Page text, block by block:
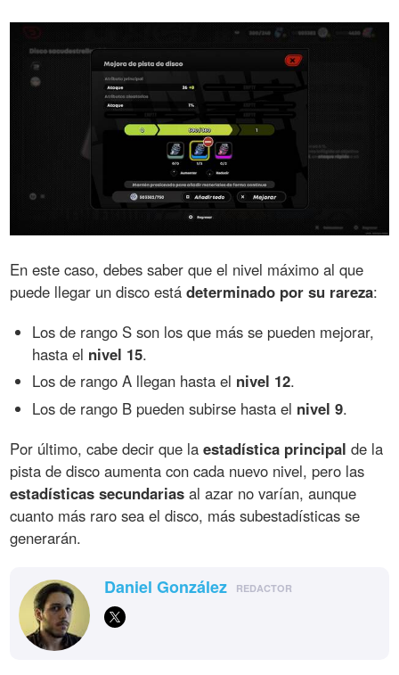
En este caso, debes saber que el nivel máximo al que
puede llegar un disco estádeterminado por su rareza:
Los de rango S son los que más se pueden mejorar,
hasta el nivel 15.
Los de rango A llegan hasta el nivel 12.
Los de rango B pueden subirse hasta el nivel 9.
Por último, cabe decir que laestadística principal de la
pista de disco aumenta con cada nuevo nivel, pero las
estadísticas secundarias al azar no varían, aunque
cuanto más raro sea el disco, más subestadísticas se
generarán.
Daniel González REDACTOR